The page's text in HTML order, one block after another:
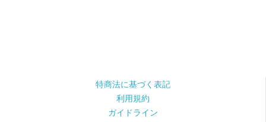
特商法に基づく表記
利用規約
ガイドライン